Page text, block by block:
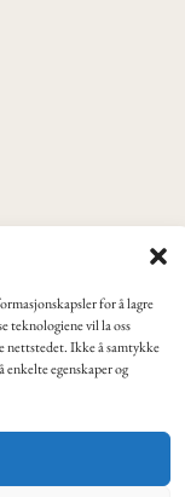
for å lagre
teknologiene vil la oss
nettstedet. Ikke å samtykke
egenskaper og